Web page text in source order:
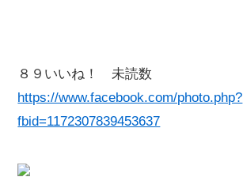
８９いいね！ 未読数
https://www.facebook.com/photo.php?
fbid=1172307839453637